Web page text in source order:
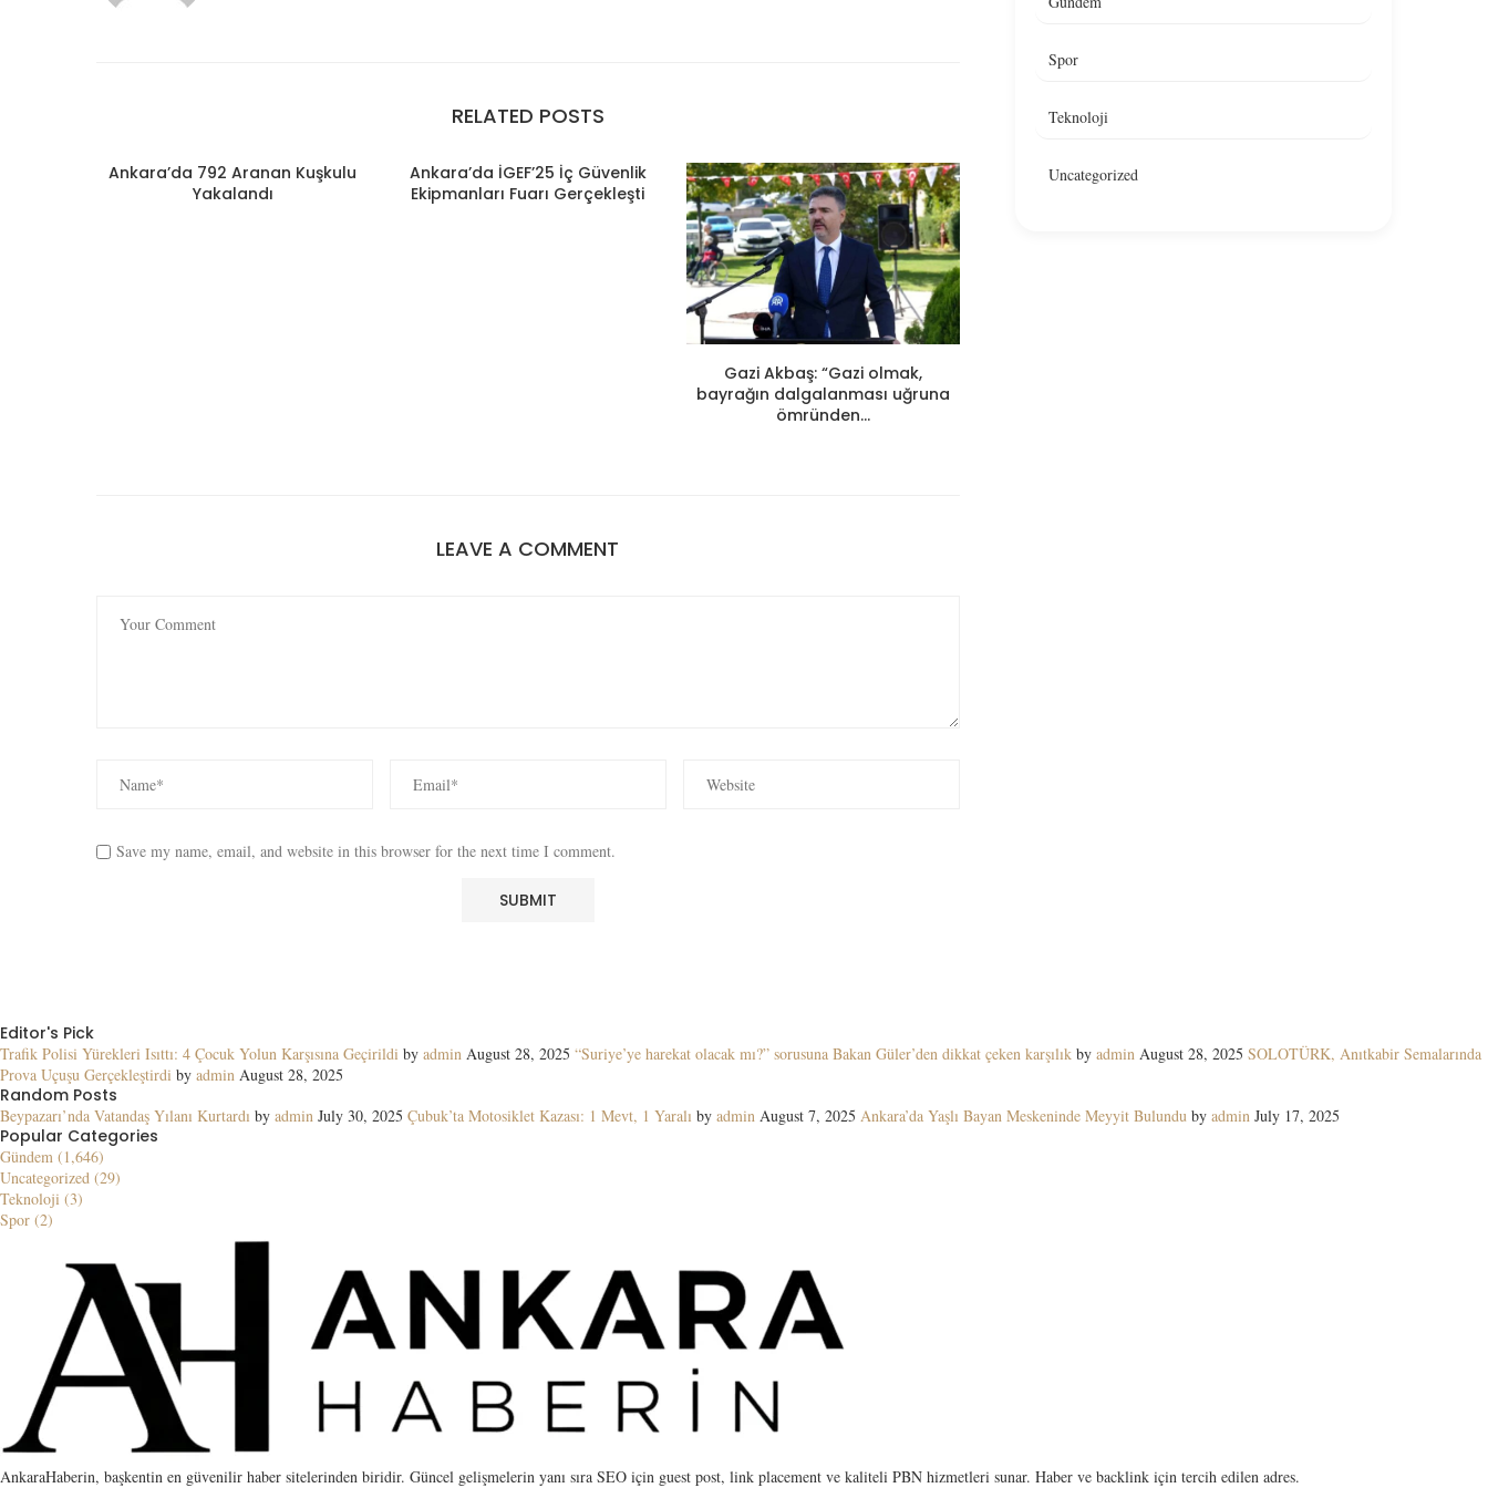
RELATED POSTS
Ankara’da 792 Aranan Kuşkulu
Yakalandı
Ankara’da İGEF’25 İç Güvenlik
Ekipmanları Fuarı Gerçekleşti
Gazi Akbaş: “Gazi olmak,
bayrağın dalgalanması uğruna
ömründen...
LEAVE A COMMENT
Save my name, email, and website in this browser for the next time I comment.
Spor
Teknoloji
Uncategorized
Editor's Pick
Trafik Polisi Yürekleri Isıttı: 4 Çocuk Yolun Karşısına Geçirildi by admin August 28, 2025 “Suriye’ye harekat olacak mı?” sorusuna Bakan Güler’den dikkat çeken karşılık by admin August 28, 2025 SOLOTÜRK, Anıtkabir Semalarında
Prova Uçuşu Gerçekleştirdi by admin August 28, 2025
Random Posts
Beypazarı’nda Vatandaş Yılanı Kurtardı by admin July 30, 2025 Çubuk’ta Motosiklet Kazası: 1 Mevt, 1 Yaralı by admin August 7, 2025 Ankara’da Yaşlı Bayan Meskeninde Meyyit Bulundu by admin July 17, 2025
Popular Categories
Gündem (1,646)
Uncategorized (29)
Teknoloji (3)
Spor (2)
AnkaraHaberin, başkentin en güvenilir haber sitelerinden biridir. Güncel gelişmelerin yanı sıra SEO için guest post, link placement ve kaliteli PBN hizmetleri sunar. Haber ve backlink için tercih edilen adres.